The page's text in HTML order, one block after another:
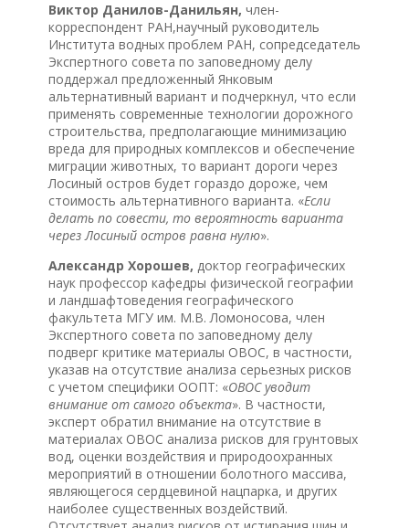
Виктор Данилов-Данильян, член-
корреспондент РАН,научный руководитель
Института водных проблем РАН, сопредседатель
Экспертного совета по заповедному делу
поддержал предложенный Янковым
альтернативный вариант и подчеркнул, что если
применять современные технологии дорожного
строительства, предполагающие минимизацию
вреда для природных комплексов и обеспечение
миграции животных, то вариант дороги через
Лосиный остров будет гораздо дороже, чем
стоимость альтернативного варианта. «Если
делать по совести, то вероятность варианта
через Лосиный остров равна нулю».
Александр Хорошев, доктор географических
наук профессор кафедры физической географии
и ландшафтоведения географического
факультета МГУ им. М.В. Ломоносова, член
Экспертного совета по заповедному делу
подверг критике материалы ОВОС, в частности,
указав на отсутствие анализа серьезных рисков
с учетом специфики ООПТ: «ОВОС уводит
внимание от самого объекта». В частности,
эксперт обратил внимание на отсутствие в
материалах ОВОС анализа рисков для грунтовых
вод, оценки воздействия и природоохранных
мероприятий в отношении болотного массива,
являющегося сердцевиной нацпарка, и других
наиболее существенных воздействий.